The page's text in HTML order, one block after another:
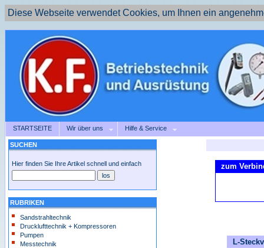
Diese Webseite verwendet Cookies, um Ihnen ein
STARTSEITE Wir über uns Hilfe & Service
SUCHEN
Hier finden Sie Ihre Artikel schnell und einfach
RUBRIKEN
Sandstrahltechnik
Drucklufttechnik + Kompressoren
Pumpen
Messtechnik
zum
L-